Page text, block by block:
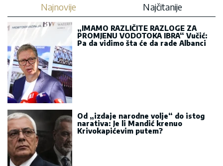
Najnovije Najčitanije
„IMAMO RAZLIČITE RAZLOGE ZA
PROMJENU VODOTOKA IBRA“ Vučić:
Pa da vidimo šta će da rade Albanci
Od „izdaje narodne volje“ do istog
narativa: Je li Mandić krenuo
Krivokapićevim putem?